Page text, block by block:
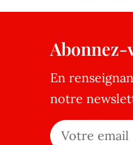
Abonnez-
En
notre